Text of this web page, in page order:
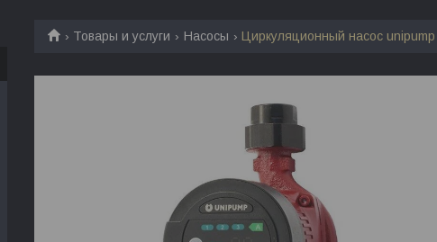
Товары и услуги Насосы Циркуляционный насос